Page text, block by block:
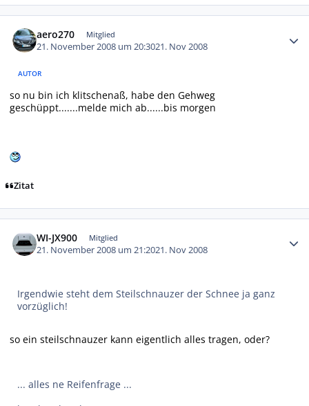
aero270 Mitglied
21. November 2008 um 20:3021. Nov 2008
AUTOR
so nu bin ich klitschenaß, habe den Gehweg
geschüppt.......melde mich ab......bis morgen
Zitat
WI-JX900 Mitglied
21. November 2008 um 21:2021. Nov 2008
Irgendwie steht dem Steilschnauzer der Schnee ja ganz
vorzüglich!
so ein steilschnauzer kann eigentlich alles tragen, oder?
... alles ne Reifenfrage ...